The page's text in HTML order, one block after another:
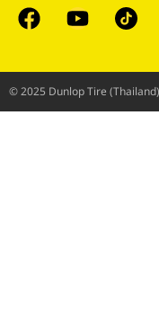
© 2025 Dunlop Tire